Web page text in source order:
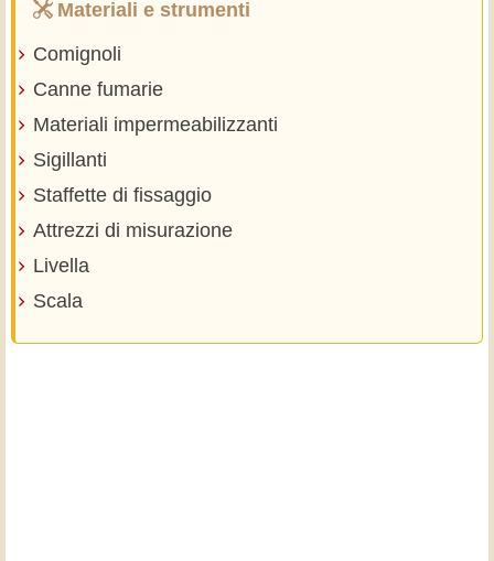
Materiali e strumenti
Comignoli
Canne fumarie
Materiali impermeabilizzanti
Sigillanti
Staffette di fissaggio
Attrezzi di misurazione
Livella
Scala